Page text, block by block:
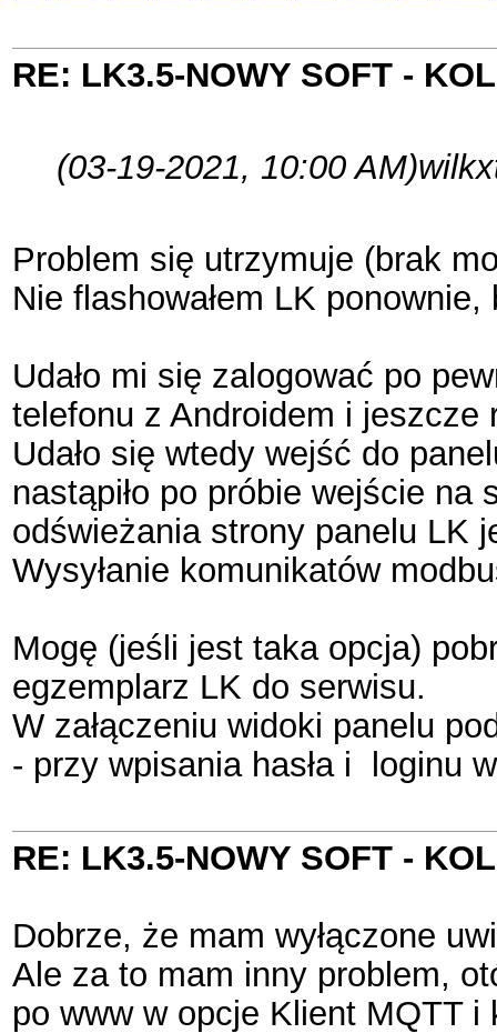
RE: LK3.5-NOWY SOFT -
(03-19-2021, 10:00 AM)
Problem się utrzymuje (brak
Nie flashowałem LK ponownie,
Udało mi się zalogować po
telefonu z Androidem i jeszcze
Udało się wtedy wejść do
nastąpiło po próbie wejście na
odświeżania strony panelu LK
Wysyłanie komunikatów
Mogę (jeśli jest taka opcja)
egzemplarz LK do serwisu.
W załączeniu widoki panelu
- przy wpisania hasła i loginu
RE: LK3.5-NOWY SOFT -
Dobrze, że mam wyłączone
Ale za to mam inny problem,
po www w opcje Klient MQTT i